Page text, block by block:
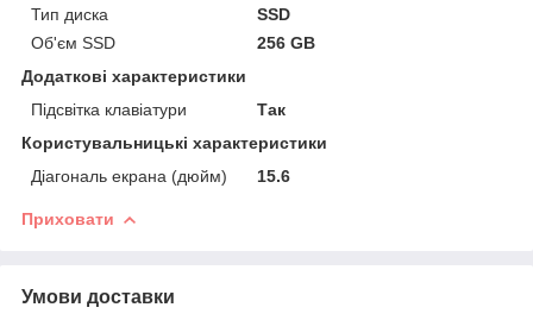
Тип диска
SSD
Об'єм SSD
256 GB
Додаткові характеристики
Підсвітка клавіатури
Так
Користувальницькі характеристики
Діагональ екрана (дюйм)
15.6
Приховати
Умови доставки